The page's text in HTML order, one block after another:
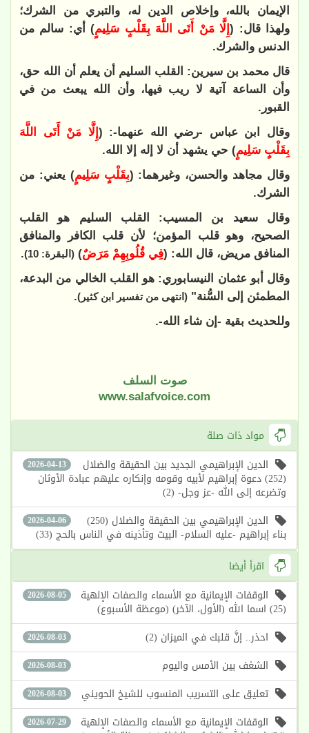
الإيمان بالله، وإخلاص الدين له، والتبري من الشرك؛
ولهذا قال: (إِلَّا مَنْ أَتَى اللَّهَ بِقَلْبٍ سَلِيمٍ) أي: سالم من
الدنس والشرك.
قال محمد بن سيرين: القلب السليم أن يعلم أن الله حق،
وأن الساعة آتية لا ريب فيها، وأن الله يبعث من في
القبور.
وقال ابن عباس -رضي الله عنهما-: (إِلَّا مَنْ أَتَى اللَّهَ
بِقَلْبٍ سَلِيمٍ) حي يشهد أن لا إله إلا الله.
وقال مجاهد والحسن، وغيرهما: (بِقَلْبٍ سَلِيمٍ) يعني: من
الشرك.
وقال سعيد بن المسيب: القلب السليم هو القلب
الصحيح، وهو قلب المؤمن؛ لأن قلب الكافر والمنافق
المنافق مريض، قال الله: (فِي قُلُوبِهِمْ مَرَضٌ) (البقرة: 10)
.
وقال أبو عثمان النيسابوري: هو القلب الخالي من البدعة،
المطمئن إلى السُّنة" (انتهى من تفسير ابن كثير).
وللحديث بقية -إن شاء الله-.
صوت السلف
www.salafvoice.com
مواد ذات صلة
2026-04-13 الدين الإبراهيمي الجديد بين الحقيقة والضلال
(252) دعوة إبراهيم لأبيه وقومه وإنكاره عليهم عبادة الأوثان
وتضرعه إلى الله -عز وجل- (2)
2026-04-06 الدين الإبراهيمي بين الحقيقة والضلال (250)
بناء إبراهيم -عليه السلام- البيت وتأذينه في الناس بالحج (33)
اقرأ أيضا
2026-08-05 الوقفات الإيمانية مع الأسماء والصفات الإلهية
(25) اسما الله (الأول، الآخر) (موعظة الأسبوع)
2026-08-03 احذر.. إنَّ قلبك في الميزان (2)
2026-08-03 الشغف بين الأمس واليوم
2026-08-03 تعليق على التسريب المنسوب للشيخ الحويني
2026-07-29 الوقفات الإيمانية مع الأسماء والصفات الإلهية